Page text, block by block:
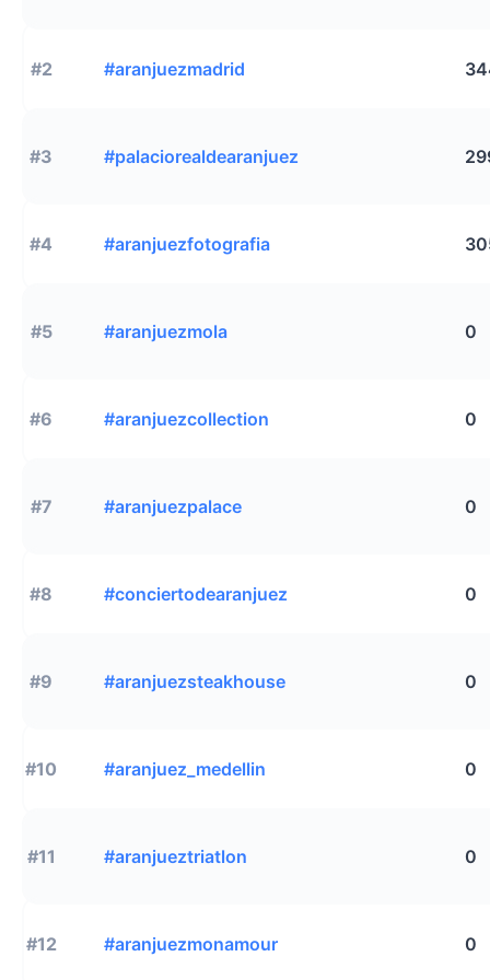
#2 #aranjuezmadrid
#3 #palaciorealdearanjuez
#4 #aranjuezfotografia
#5 #aranjuezmola 0
#6 #aranjuezcollection 0
#7 #aranjuezpalace 0
#8 #conciertodearanjuez 0
#9 #aranjuezsteakhouse 0
#10 #aranjuez_medellin 0
#11 #aranjueztriatlon 0
#12 #aranjuezmonamour 0